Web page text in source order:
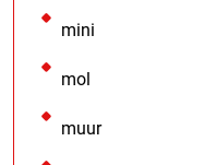
mini
mol
muur